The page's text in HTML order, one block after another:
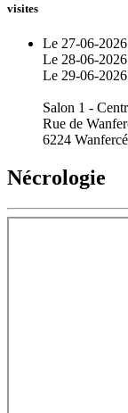
visites
Le 27-06-
Le 28-06-
Le 29-06-
Salon 1 -
Rue de
6224
Nécrologie